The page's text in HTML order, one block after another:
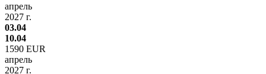
апрель
2027 г.
03.04
10.04
1590 EUR
апрель
2027 г.